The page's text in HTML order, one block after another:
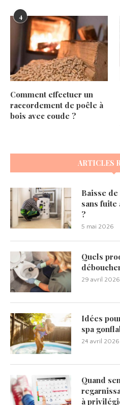
4
Comment effectuer un
raccordement de poêle à
bois avec coude ?
ARTICLES
Baisse
sans fuite
?
5 mai 2026
Quels
29 avril 2026
Idées
spa
24 avril 2026
Quand
à